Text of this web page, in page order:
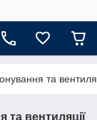
та
та вентиляції